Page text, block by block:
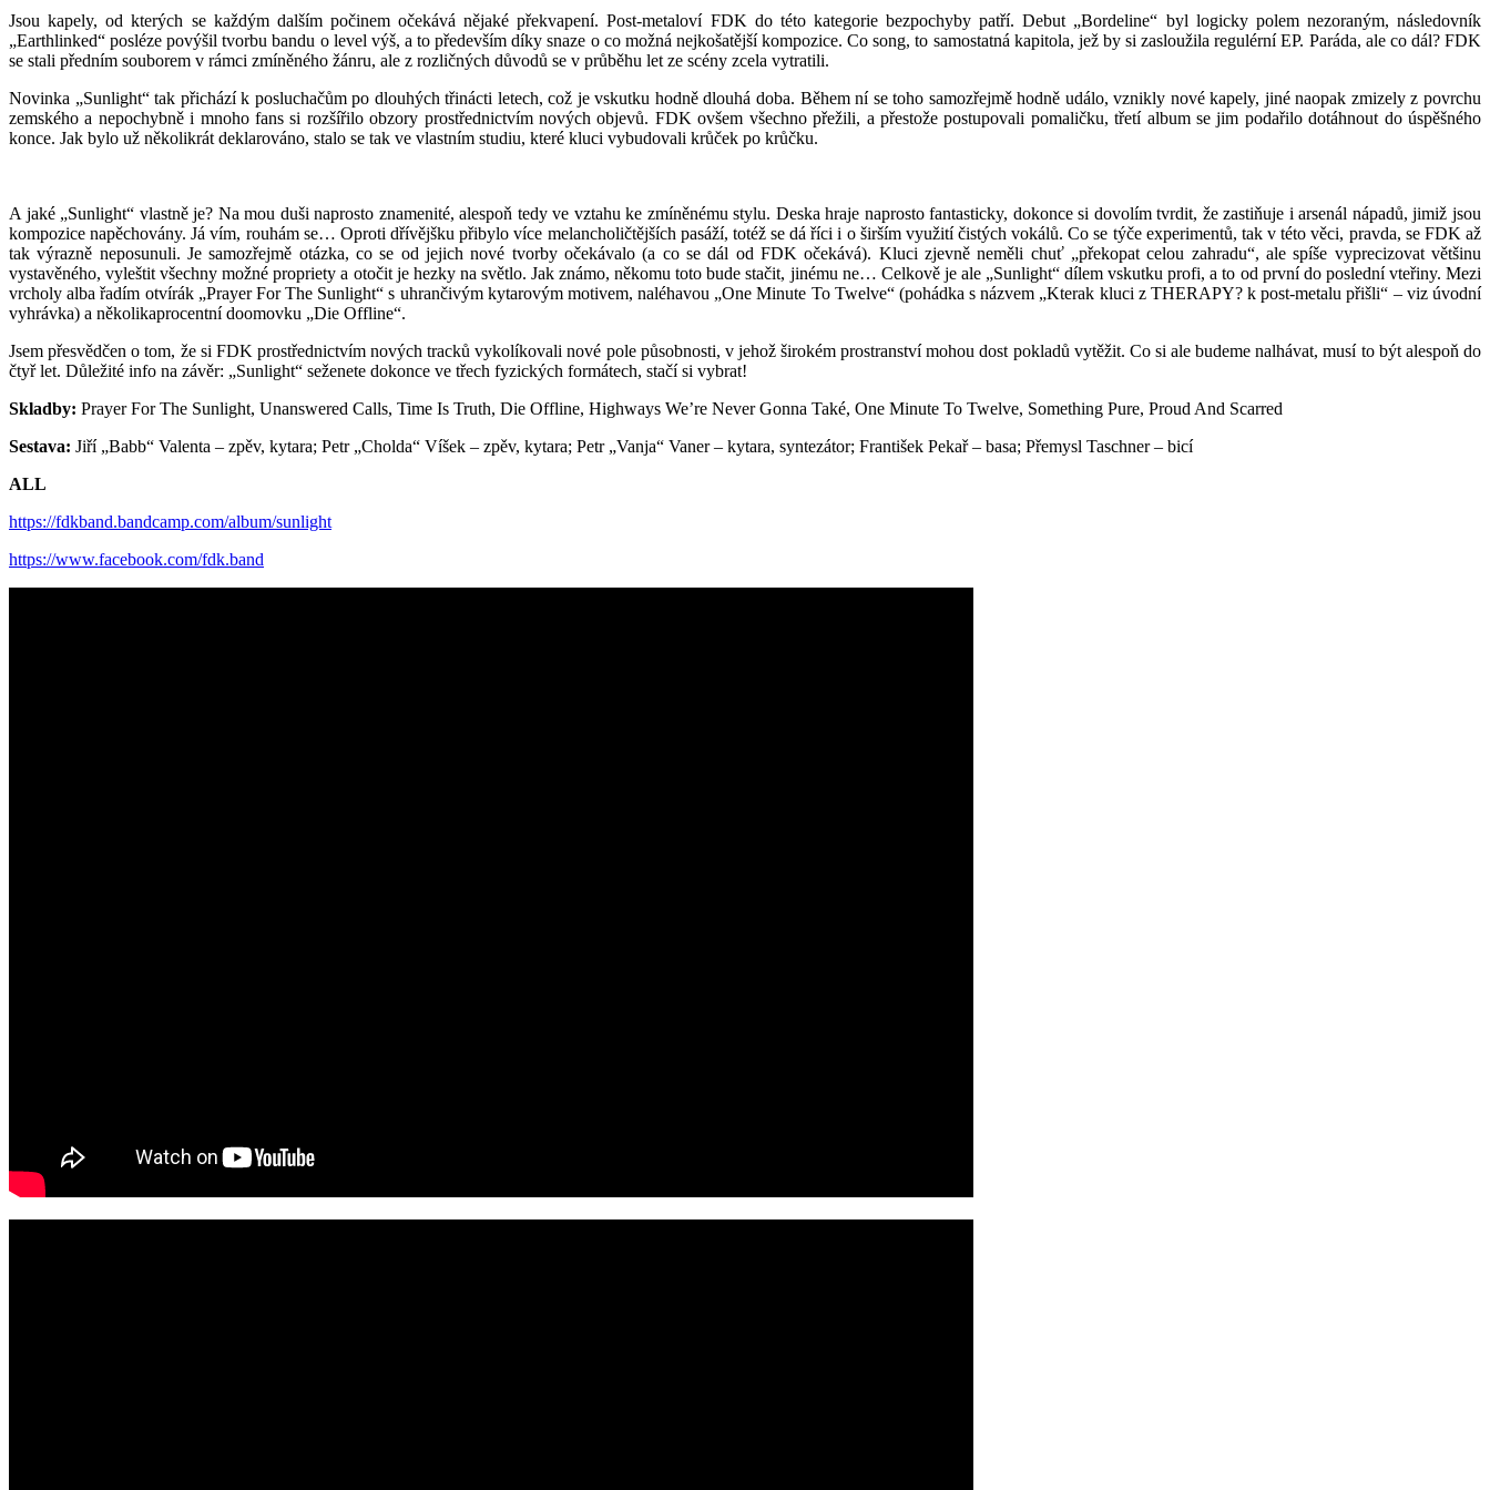
Jsou kapely, od kterých se každým dalším počinem očekává nějaké překvapení. Post-metaloví FDK do této kategorie bezpochyby patří. Debut „Bordeline“ byl logicky polem nezoraným, následovník
„Earthlinked“ posléze povýšil tvorbu bandu o level výš, a to především díky snaze o co možná nejkošatější kompozice. Co song, to samostatná kapitola, jež by si zasloužila regulérní EP. Paráda, ale co dál? FDK
se stali předním souborem v rámci zmíněného žánru, ale z rozličných důvodů se v průběhu let ze scény zcela vytratili.
Novinka „Sunlight“ tak přichází k posluchačům po dlouhých třinácti letech, což je vskutku hodně dlouhá doba. Během ní se toho samozřejmě hodně událo, vznikly nové kapely, jiné naopak zmizely z povrchu
zemského a nepochybně i mnoho fans si rozšířilo obzory prostřednictvím nových objevů. FDK ovšem všechno přežili, a přestože postupovali pomaličku, třetí album se jim podařilo dotáhnout do úspěšného
konce. Jak bylo už několikrát deklarováno, stalo se tak ve vlastním studiu, které kluci vybudovali krůček po krůčku.
A jaké „Sunlight“ vlastně je? Na mou duši naprosto znamenité, alespoň tedy ve vztahu ke zmíněnému stylu. Deska hraje naprosto fantasticky, dokonce si dovolím tvrdit, že zastiňuje i arsenál nápadů, jimiž jsou
kompozice napěchovány. Já vím, rouhám se… Oproti dřívějšku přibylo více melancholičtějších pasáží, totéž se dá říci i o širším využití čistých vokálů. Co se týče experimentů, tak v této věci, pravda, se FDK až
tak výrazně neposunuli. Je samozřejmě otázka, co se od jejich nové tvorby očekávalo (a co se dál od FDK očekává). Kluci zjevně neměli chuť „překopat celou zahradu“, ale spíše vyprecizovat většinu
vystavěného, vyleštit všechny možné propriety a otočit je hezky na světlo. Jak známo, někomu toto bude stačit, jinému ne… Celkově je ale „Sunlight“ dílem vskutku profi, a to od první do poslední vteřiny. Mezi
vrcholy alba řadím otvírák „Prayer For The Sunlight“ s uhrančivým kytarovým motivem, naléhavou „One Minute To Twelve“ (pohádka s názvem „Kterak kluci z THERAPY? k post-metalu přišli“ – viz úvodní
vyhrávka) a několikaprocentní doomovku „Die Offline“.
Jsem přesvědčen o tom, že si FDK prostřednictvím nových tracků vykolíkovali nové pole působnosti, v jehož širokém prostranství mohou dost pokladů vytěžit. Co si ale budeme nalhávat, musí to být alespoň do
čtyř let. Důležité info na závěr: „Sunlight“ seženete dokonce ve třech fyzických formátech, stačí si vybrat!
Skladby: Prayer For The Sunlight, Unanswered Calls, Time Is Truth, Die Offline, Highways We’re Never Gonna Také, One Minute To Twelve, Something Pure, Proud And Scarred
Sestava: Jiří „Babb“ Valenta – zpěv, kytara; Petr „Cholda“ Víšek – zpěv, kytara; Petr „Vanja“ Vaner – kytara, syntezátor; František Pekař – basa; Přemysl Taschner – bicí
ALL
https://fdkband.bandcamp.com/album/sunlight
https://www.facebook.com/fdk.band